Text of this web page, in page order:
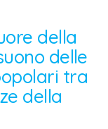
della
delle
tra
della